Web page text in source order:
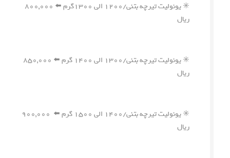
✳️ یونولیت تیرچه بتنی/۱۲۰۰ الی ۱۳۰۰گرم ⬅️ ۸۰۰,۰۰۰
ریال
✳️ یونولیت تیرچه بتنی/۱۳۰۰ الی ۱۴۰۰ گرم ⬅️ ۸۵۰,۰۰۰
ریال
✳️ یونولیت تیرچه بتنی/۱۴۰۰ الی ۱۵۰۰ گرم ⬅️ ۹۰۰,۰۰۰
ریال